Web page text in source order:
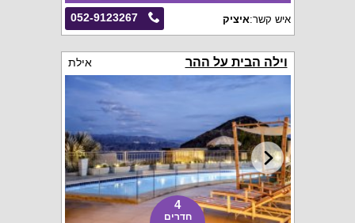
052-9123267 איש קשר:איציק
וילה הבית על ההר אילת
4
חדרים